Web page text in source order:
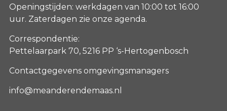
Openingstijden: werkdagen van 10:00 tot 16:00
uur. Zaterdagen zie onze agenda.
Correspondentie:
Pettelaarpark 70, 5216 PP ‘s-Hertogenbosch
Contactgegevens omgevingsmanagers
info@meanderendemaas.nl